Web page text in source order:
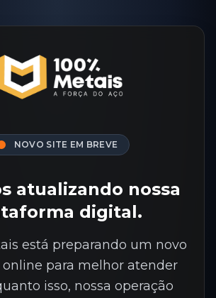
NOVO SITE EM BREVE
atualizando nossa
digital.
está preparando um novo
para melhor atender
isso, nossa operação